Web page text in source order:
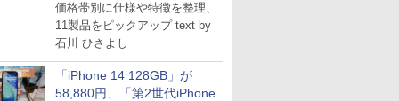
価格帯別に仕様や特徴を整理、
11製品をピックアップ text by
石川 ひさよし
「iPhone 14 128GB」が
58,880円、「第2世代iPhone